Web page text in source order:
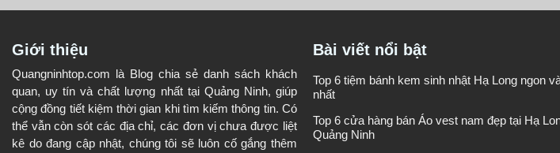
Giới thiệu
Quangninhtop.com là Blog chia sẻ danh sách khách
quan, uy tín và chất lượng nhất tại Quảng Ninh, giúp
cộng đồng tiết kiệm thời gian khi tìm kiếm thông tin. Có
thể vẫn còn sót các địa chỉ, các đơn vị chưa được liệt
kê do đang cập nhật, chúng tôi sẽ luôn cố gắng thêm
Bài viết nổi bật
Top 6 tiệm bánh kem sinh nhật Hạ Long ngon
nhất
Top 6 cửa hàng bán Áo vest nam đẹp tại Hạ
Quảng Ninh